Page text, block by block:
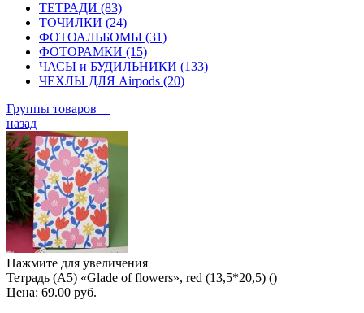
ТЕТРАДИ (83)
ТОЧИЛКИ (24)
ФОТОАЛЬБОМЫ (31)
ФОТОРАМКИ (15)
ЧАСЫ и БУДИЛЬНИКИ (133)
ЧЕХЛЫ ДЛЯ Airpods (20)
Группы товаров
назад
Нажмите для увеличения
Тетрадь (A5) «Glade of flowers», red (13,5*20,5) ()
Цена: 69.00 руб.